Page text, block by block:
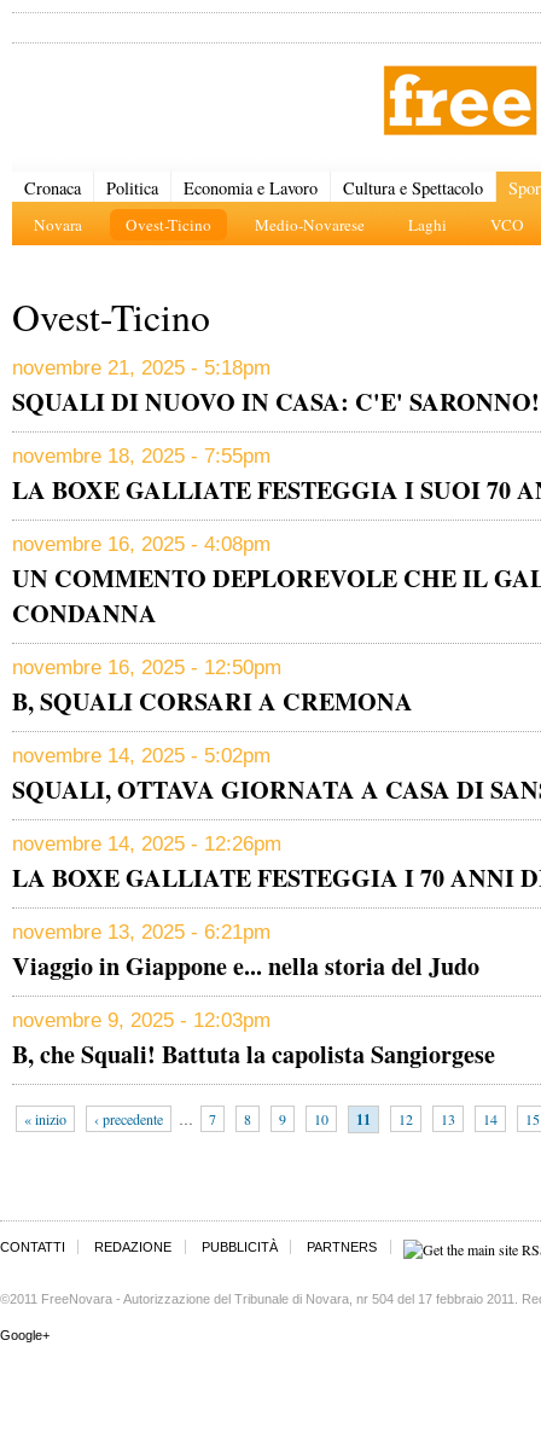
Cronaca Politica Economia e Lavoro Cultura e Spettacolo
Novara Ovest-Ticino Medio-Novarese Laghi VCO
Ovest-Ticino
novembre 21, 2025 - 5:18pm
SQUALI DI NUOVO IN CASA: C'E' SARONNO!
novembre 18, 2025 - 7:55pm
LA BOXE GALLIATE FESTEGGIA I SUOI 70
novembre 16, 2025 - 4:08pm
UN COMMENTO DEPLOREVOLE CHE IL
CONDANNA
novembre 16, 2025 - 12:50pm
B, SQUALI CORSARI A CREMONA
novembre 14, 2025 - 5:02pm
SQUALI, OTTAVA GIORNATA A CASA DI
novembre 14, 2025 - 12:26pm
LA BOXE GALLIATE FESTEGGIA I 70 ANNI
novembre 13, 2025 - 6:21pm
Viaggio in Giappone e... nella storia del Judo
novembre 9, 2025 - 12:03pm
B, che Squali! Battuta la capolista Sangiorgese
« inizio ‹ precedente … 7 8 9 10 11 12 13 14 15
CONTATTI REDAZIONE PUBBLICITÀ PARTNERS
©2011 FreeNovara - Autorizzazione del Tribunale di Novara, nr 504 del 17 febbraio 2011.
Google+